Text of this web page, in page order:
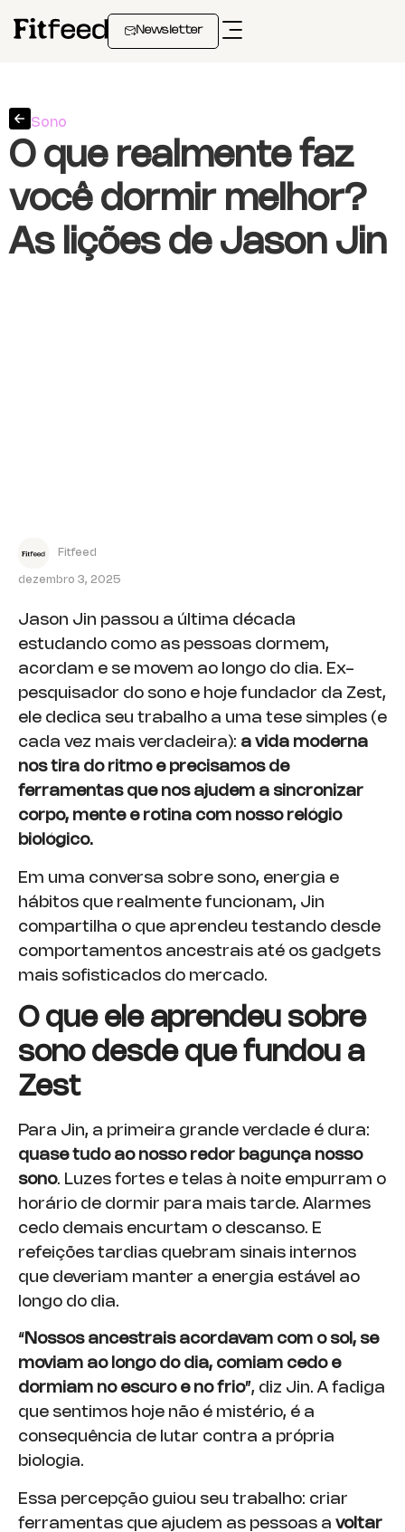
Newsletter
Sono
O que realmente faz
você dormir melhor?
As lições de Jason Jin
Fitfeed
dezembro 3, 2025
Jason Jin passou a última década
estudando como as pessoas dormem,
acordam e se movem ao longo do dia. Ex-
pesquisador do sono e hoje fundador da Zest,
ele dedica seu trabalho a uma tese simples (e
cada vez mais verdadeira): a vida moderna
nos tira do ritmo e precisamos de
ferramentas que nos ajudem a sincronizar
corpo, mente e rotina com nosso relógio
biológico.
Em uma conversa sobre sono, energia e
hábitos que realmente funcionam, Jin
compartilha o que aprendeu testando desde
comportamentos ancestrais até os gadgets
mais sofisticados do mercado.
O que ele aprendeu sobre
sono desde que fundou a
Zest
Para Jin, a primeira grande verdade é dura:
quase tudo ao nosso redor bagunça nosso
sono. Luzes fortes e telas à noite empurram o
horário de dormir para mais tarde. Alarmes
cedo demais encurtam o descanso. E
refeições tardias quebram sinais internos
que deveriam manter a energia estável ao
longo do dia.
“Nossos ancestrais acordavam com o sol, se
moviam ao longo do dia, comiam cedo e
dormiam no escuro e no frio”, diz Jin. A fadiga
que sentimos hoje não é mistério, é a
consequência de lutar contra a própria
biologia.
Essa percepção guiou seu trabalho: criar
ferramentas que ajudem as pessoas a voltar